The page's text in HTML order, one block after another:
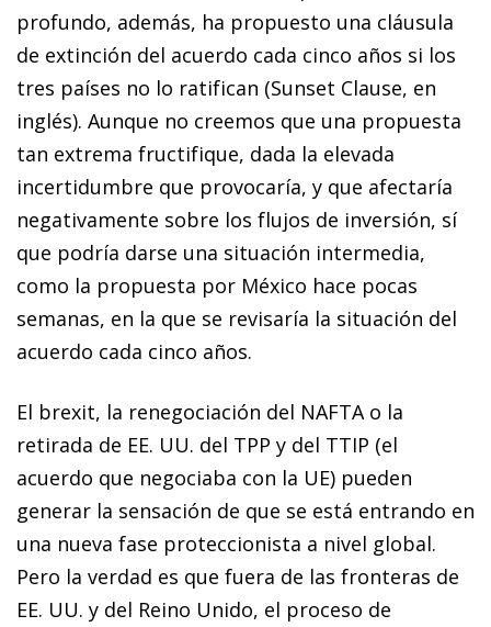
profundo, además, ha propuesto una cláusula
de extinción del acuerdo cada cinco años si los
tres países no lo ratifican (Sunset Clause, en
inglés). Aunque no creemos que una propuesta
tan extrema fructifique, dada la elevada
incertidumbre que provocaría, y que afectaría
negativamente sobre los flujos de inversión, sí
que podría darse una situación intermedia,
como la propuesta por México hace pocas
semanas, en la que se revisaría la situación del
acuerdo cada cinco años.
El brexit, la renegociación del NAFTA o la
retirada de EE. UU. del TPP y del TTIP (el
acuerdo que negociaba con la UE) pueden
generar la sensación de que se está entrando en
una nueva fase proteccionista a nivel global.
Pero la verdad es que fuera de las fronteras de
EE. UU. y del Reino Unido, el proceso de